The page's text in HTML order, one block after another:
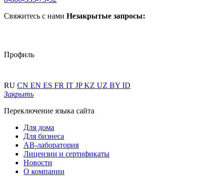
Свяжитесь с нами Незакрытые запросы:
Профиль
RU CN EN ES FR IT JPKZ UZ BY ID
Закрыть
Переключение языка сайта
Для дома
Для бизнеса
АВ-лаборатория
Лицензии и сертификаты
Новости
О компании